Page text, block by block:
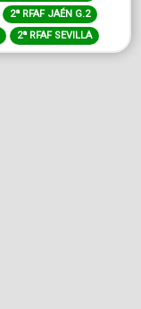
2ª RFAF JAÉN G.2
2ª RFAF SEVILLA